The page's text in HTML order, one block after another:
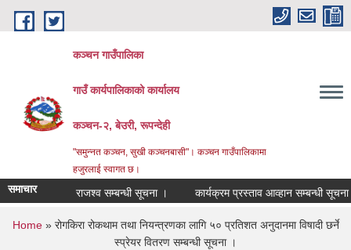
Skip to main content
कञ्चन गाउँपालिका
गाउँ कार्यपालिकाको कार्यालय
कञ्‍चन-२, बेउरी, रूपन्देही
"समुन्‍नत कञ्‍चन, सुखी कञ्‍चनबासी"। कञ्चन गाउँपालिकामा
हजुरलाई स्वागत छ।
समाचार राजश्व सम्बन्धी सूचना । कार्यक्रम प्रस्ताव आव्हान सम्बन्धी सूचना ।
You are here
Home» रोगकिरा रोकथाम तथा नियन्त्रणका लागि ५० प्रतिशत अनुदानमा विषादी छर्ने
स्प्रेयर वितरण सम्बन्धी सूचना ।